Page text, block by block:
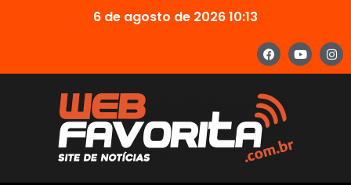
6 de agosto de 2026 10:13